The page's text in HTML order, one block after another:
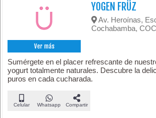
Ver más
YOGEN FRÜZ
Av. Heroínas,
Cochabamba,
Sumérgete en el placer refrescante de
yogurt totalmente naturales. Descubre la
puros en cada cucharada.
Celular Whatsapp Compartir